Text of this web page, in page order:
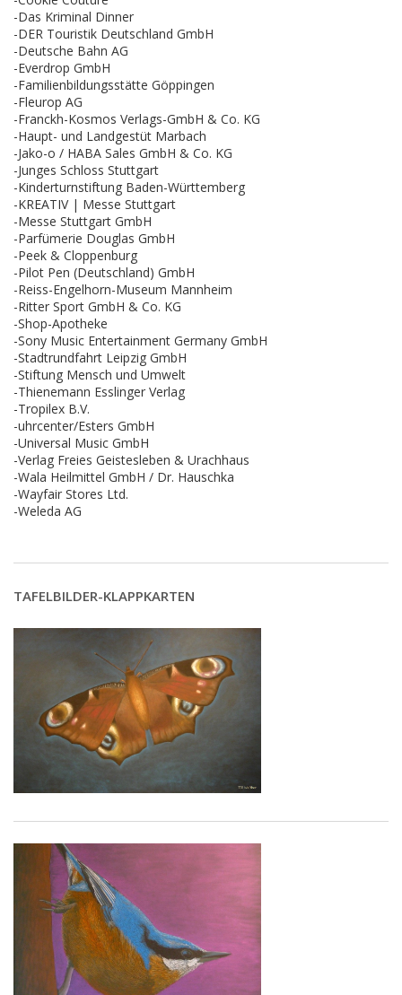
-Das Kriminal Dinner
-DER Touristik Deutschland GmbH
-Deutsche Bahn AG
-Everdrop GmbH
-Familienbildungsstätte Göppingen
-Fleurop AG
-Franckh-Kosmos Verlags-GmbH & Co. KG
-Haupt- und Landgestüt Marbach
-Jako-o / HABA Sales GmbH & Co. KG
-Junges Schloss Stuttgart
-Kinderturnstiftung Baden-Württemberg
-KREATIV | Messe Stuttgart
-Messe Stuttgart GmbH
-Parfümerie Douglas GmbH
-Peek & Cloppenburg
-Pilot Pen (Deutschland) GmbH
-Reiss-Engelhorn-Museum Mannheim
-Ritter Sport GmbH & Co. KG
-Shop-Apotheke
-Sony Music Entertainment Germany GmbH
-Stadtrundfahrt Leipzig GmbH
-Stiftung Mensch und Umwelt
-Thienemann Esslinger Verlag
-Tropilex B.V.
-uhrcenter/Esters GmbH
-Universal Music GmbH
-Verlag Freies Geistesleben & Urachhaus
-Wala Heilmittel GmbH / Dr. Hauschka
-Wayfair Stores Ltd.
-Weleda AG
TAFELBILDER-KLAPPKARTEN